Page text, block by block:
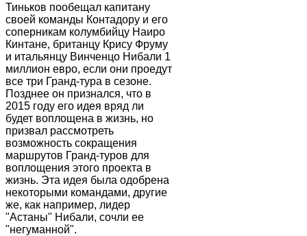
Тиньков пообещал капитану
своей команды Контадору и его
соперникам колумбийцу Наиро
Кинтане, британцу Крису Фруму
и итальянцу Винченцо Нибали 1
миллион евро, если они проедут
все три Гранд-тура в сезоне.
Позднее он признался, что в
2015 году его идея вряд ли
будет воплощена в жизнь, но
призвал рассмотреть
возможность сокращения
маршрутов Гранд-туров для
воплощения этого проекта в
жизнь. Эта идея была одобрена
некоторыми командами, другие
же, как например, лидер
"Астаны" Нибали, сочли ее
"негуманной".